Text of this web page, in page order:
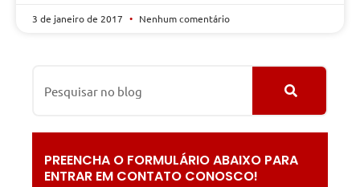
3 de janeiro de 2017 Nenhum comentário
PREENCHA O FORMULÁRIO ABAIXO PARA
ENTRAR EM CONTATO CONOSCO!